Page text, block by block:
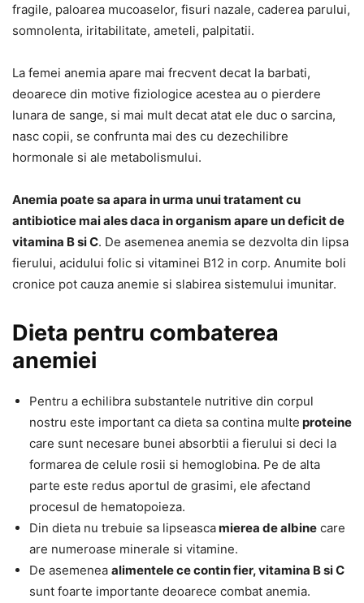
fragile, paloarea mucoaselor, fisuri nazale, caderea parului,
somnolenta, iritabilitate, ameteli, palpitatii.
La femei anemia apare mai frecvent decat la barbati,
deoarece din motive fiziologice acestea au o pierdere
lunara de sange, si mai mult decat atat ele duc o sarcina,
nasc copii, se confrunta mai des cu dezechilibre
hormonale si ale metabolismului.
Anemia poate sa apara in urma unui tratament cu
antibiotice mai ales daca in organism apare un deficit de
vitamina B si C. De asemenea anemia se dezvolta din lipsa
fierului, acidului folic si vitaminei B12 in corp. Anumite boli
cronice pot cauza anemie si slabirea sistemului imunitar.
Dieta pentru combaterea
anemiei
Pentru a echilibra substantele nutritive din corpul
nostru este important ca dieta sa contina multe proteine
care sunt necesare bunei absorbtii a fierului si deci la
formarea de celule rosii si hemoglobina. Pe de alta
parte este redus aportul de grasimi, ele afectand
procesul de hematopoieza.
Din dieta nu trebuie sa lipseascamierea de albine care
are numeroase minerale si vitamine.
De asemenea alimentele ce contin fier, vitamina B si C
sunt foarte importante deoarece combat anemia.